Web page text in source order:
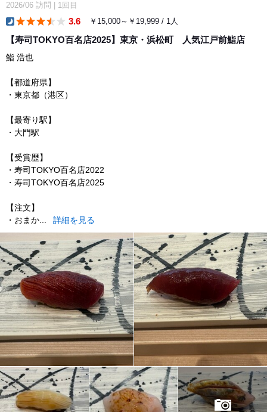
2026/06 訪問 1回目
3.6 ￥15,000～￥19,999 / 1人
【寿司TOKYO百名店2025】東京・浜松町 人気江戸前鮨店
鮨 浩也
【都道府県】
・東京都（港区）
【最寄り駅】
・大門駅
【受賞歴】
・寿司TOKYO百名店2022
・寿司TOKYO百名店2025
【注文】
・おまか...
詳細を見る